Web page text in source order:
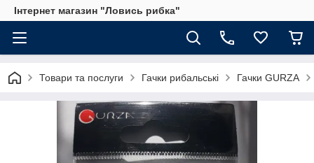
Інтернет магазин "Ловись рибка"
Товари та послуги Гачки рибальські Гачки GURZA